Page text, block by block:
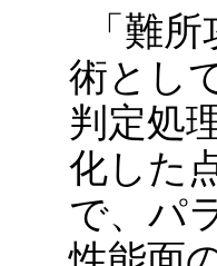
「難
術とし
判定処
化した
で、パ